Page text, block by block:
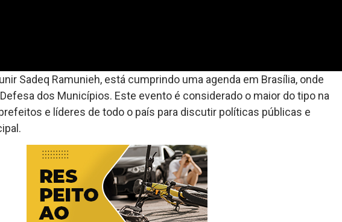
Sadeq Ramunieh, está cumprindo uma agenda em Brasília, onde
dos Municípios. Este evento é considerado o maior do tipo na
e líderes de todo o país para discutir políticas públicas e